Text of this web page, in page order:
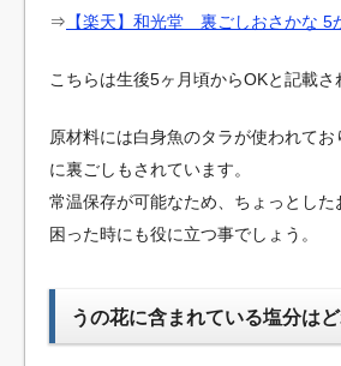
⇒ 【楽天】和光堂 裏ごしおさかな 5
こちらは生後5ヶ月頃からOKと記載さ
原材料には白身魚のタラが使われてお
に裏ごしもされています。
常温保存が可能なため、ちょっとした
困った時にも役に立つ事でしょう。
うの花に含まれている塩分は